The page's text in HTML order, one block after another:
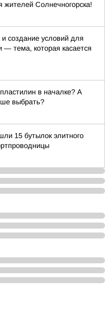
жителей Солнечногорска!
и создание условий для
тема, которая касается
в началке? А
выбрать?
15 бутылок элитного